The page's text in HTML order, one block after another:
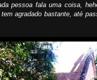
pessoa fala uma coisa,
agradado bastante, até